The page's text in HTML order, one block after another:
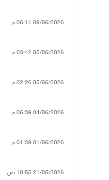
09/06/2026 06:11 م
05/06/2026 03:42 م
05/06/2026 02:26 م
04/06/2026 06:39 م
01/06/2026 01:39 م
21/05/2026 10:55 ص